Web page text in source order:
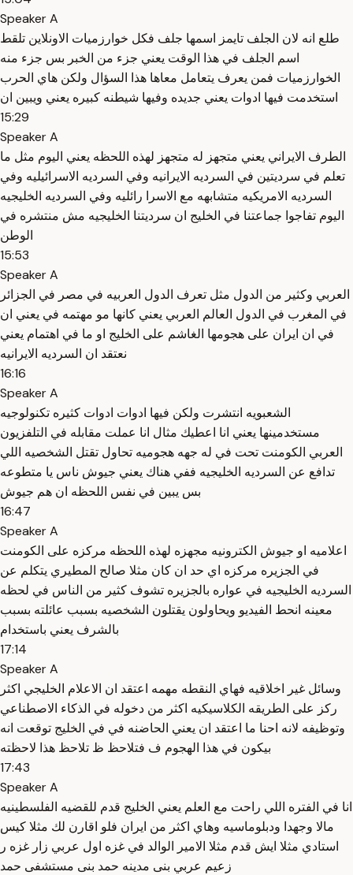
Speaker A
طلع انه لان الجلف تايمز اسمها جلف فكل خوارزميات الاونلاين تلقط
اسم الجلف في هذا الوقت يعني جزء من الخبر بس جزء منه
الخوارزميات فمن يعرف يتعامل معاها هذا السؤال ولكن هاي الحرب
استخدمت فيها ادوات يعني جديده وفيها شيطنه كبيره يعني ويبين ان
15:29
Speaker A
الطرف الايراني يعني متجهز له متجهز لهذه اللحظه يعني اليوم مثل ما
تعلم في سرديتين في السرديه الايرانيه وفي السرديه الاسرائيليه وفي
السرديه الامريكيه متشابهه مع الاسرا رائليه وفي السرديه الخليجيه
اليوم تفاجوا جماعتنا في الخليج ان سرديتنا الخليجيه مش منتشره في
الوطن
15:53
Speaker A
العربي وكثير من الدول مثل تعرف الدول العربيه في مصر في الجزائر
في المغرب في الدول العالم العربي يعني كانها مو مهتمه في يعني ان
في ان ايران على هجومها الغاشم على الخليج او ما في اهتمام يعني
نعتقد ان السرديه الايرانيه
16:16
Speaker A
الشعبويه انتشرت ولكن فيها ادوات ادوات كثيره تكنولوجيه
مستخدمينها يعني انا اعطيك مثال انا عملت مقابله في التلفزيون
العربي الكومنت تحت في له جهه هجوميه تحاول تقتل الشخصيه اللي
تدافع عن السرديه الخليجيه ففي هناك يعني جيوش ناس يا متطوعه
بس يبين في نفس اللحظه ان هم جيوش
16:47
Speaker A
اعلاميه او جيوش الكترونيه مجهزه لهذه اللحظه مركزه على الكومنت
في الجزيره مركزه اي حد ان كان مثلا صالح المطيري يتكلم عن
السرديه الخليجيه في عواره بالجزيره تشوف كثير من الناس في لحظه
معينه انحط الفيديو ويحاولون يقتلون الشخصيه بسبب عائلته بسبب
بالشرف يعني باستخدام
17:14
Speaker A
وسائل غير اخلاقيه فهاي النقطه مهمه اعتقد ان الاعلام الخليجي اكثر
ركز على الطريقه الكلاسيكيه اكثر من دخوله في الذكاء الاصطناعي
وتوظيفه لانه احنا ما اعتقد ان يعني الحاضنه في في الخليج توقعت انه
بيكون في هذا الهجوم ف فتلاحظ ظ تلاحظ هذا لاحظته
17:43
Speaker A
انا في الفتره اللي راحت مع العلم يعني الخليج قدم للقضيه الفلسطينيه
مالا وجهدا ودبلوماسيه وهاي اكثر من ايران فلو اقارن لك مثلا كيس
استادي مثلا ايش قدم مثلا الامير الوالد في غزه اول عربي زار غزه ر
زعيم عربي بنى مدينه حمد بنى مستشفى حمد